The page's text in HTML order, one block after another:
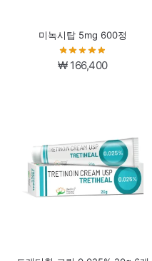
미녹시탑 5mg 600정
₩166,400